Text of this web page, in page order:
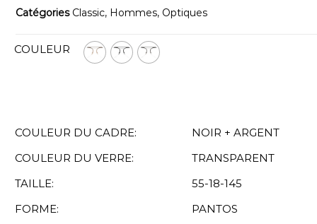
Catégories Classic, Hommes, Optiques
COULEUR
COULEUR DU CADRE:
NOIR + ARGENT
COULEUR DU VERRE:
TRANSPARENT
TAILLE:
55-18-145
FORME:
PANTOS